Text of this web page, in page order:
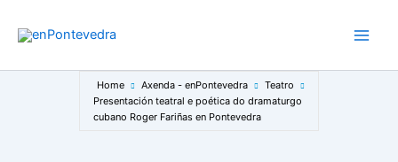
Home Axenda - enPontevedra
Teatro
Presentación teatral e poética do dramaturgo
cubano Roger Fariñas en Pontevedra